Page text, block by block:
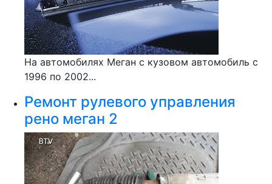
На автомобилях Меган с кузовом автомобиль с
1996 по 2002...
Ремонт рулевого управления
рено меган 2